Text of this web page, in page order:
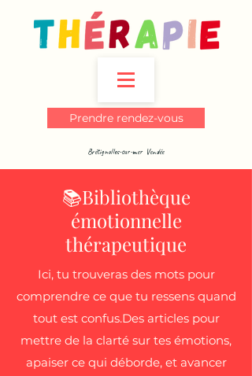
Prendre rendez-vous
Brétignolles-sur-mer Vendée
📚Bibliothèque
émotionnelle
thérapeutique
Ici, tu trouveras des mots pour
comprendre ce que tu ressens quand
tout est confus.Des articles pour
mettre de la clarté sur tes émotions,
apaiser ce qui déborde, et avancer